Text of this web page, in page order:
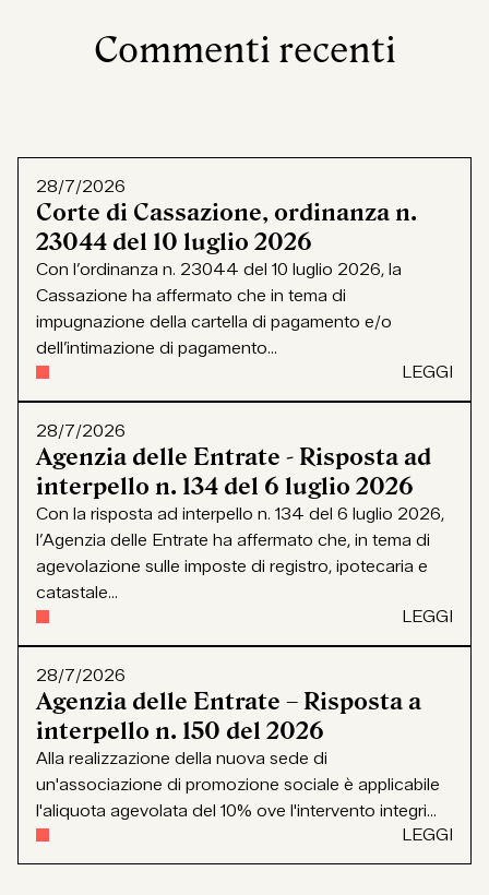
Commenti recenti
28/7/2026
Corte di Cassazione, ordinanza n.
23044 del 10 luglio 2026
Con l’ordinanza n. 23044 del 10 luglio 2026, la
Cassazione ha affermato che in tema di
impugnazione della cartella di pagamento e/o
dell’intimazione di pagamento...
LEGGI
28/7/2026
Agenzia delle Entrate - Risposta ad
interpello n. 134 del 6 luglio 2026
Con la risposta ad interpello n. 134 del 6 luglio 2026,
l’Agenzia delle Entrate ha affermato che, in tema di
agevolazione sulle imposte di registro, ipotecaria e
catastale...
LEGGI
28/7/2026
Agenzia delle Entrate – Risposta a
interpello n. 150 del 2026
Alla realizzazione della nuova sede di
un'associazione di promozione sociale è applicabile
l'aliquota agevolata del 10% ove l'intervento integri...
LEGGI